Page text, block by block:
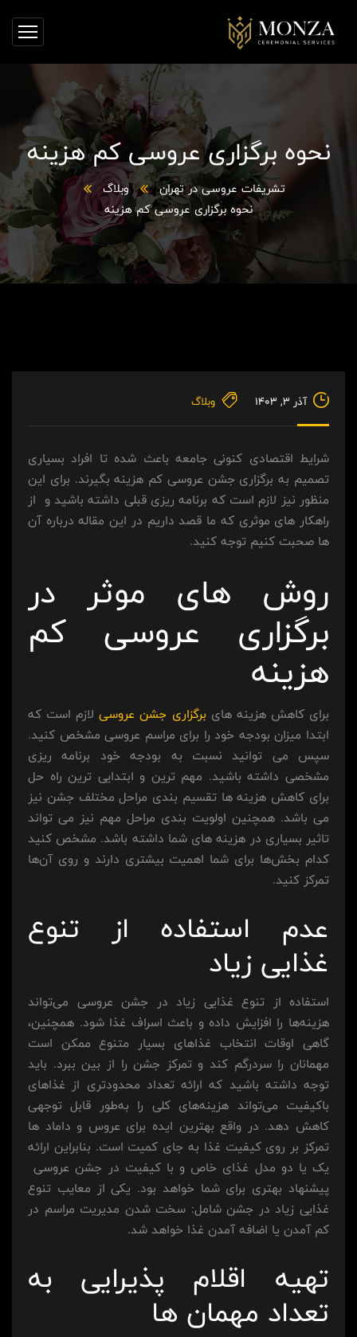
نحوه برگزاری عروسی کم هزینه
تشریفات عروسی در تهران
وبلاگ
نحوه برگزاری عروسی کم هزینه
آذر ۳, ۱۴۰۳ وبلاگ
شرایط اقتصادی کنونی جامعه باعث شده تا افراد بسیاری
تصمیم به برگزاری جشن عروسی کم هزینه بگیرند. برای این
منظور نیز لازم است که برنامه ریزی قبلی داشته باشید و از
راهکار های موثری که ما قصد داریم در این مقاله درباره آن
ها صحبت کنیم توجه کنید.
روش های موثر در
برگزاری عروسی کم
هزینه
برای کاهش هزینه های برگزاری جشن عروسیلازم است که
ابتدا میزان بودجه خود را برای مراسم عروسی مشخص کنید.
سپس می توانید نسبت به بودجه خود برنامه ریزی
مشخصی داشته باشید. مهم ترین و ابتدایی ترین راه حل
برای کاهش هزینه ها تقسیم بندی مراحل مختلف جشن نیز
می باشد. همچنین اولویت بندی مراحل مهم نیز می تواند
تاثیر بسیاری در هزینه های شما داشته باشد. مشخص کنید
کدام بخش‌ها برای شما اهمیت بیشتری دارند و روی آن‌ها
تمرکز کنید.
عدم استفاده از تنوع
غذایی زیاد
استفاده از تنوع غذایی زیاد در جشن عروسی می‌تواند
هزینه‌ها را افزایش داده و باعث اسراف غذا شود. همچنین،
گاهی اوقات انتخاب غذاهای بسیار متنوع ممکن است
مهمانان را سردرگم کند و تمرکز جشن را از بین ببرد. باید
توجه داشته باشید که ارائه تعداد محدودتری از غذاهای
باکیفیت می‌تواند هزینه‌های کلی را به‌طور قابل توجهی
کاهش دهد. در واقع بهترین ایده برای عروس و داماد ها
تمرکز بر روی کیفیت غذا به جای کمیت است. بنابراین ارائه
یک یا دو مدل غذای خاص و با کیفیت در جشن عروسی
پیشنهاد بهتری برای شما خواهد بود. یکی از معایب تنوع
غذایی زیاد در جشن شامل: سخت شدن مدیریت مراسم در
کم آمدن یا اضافه آمدن غذا خواهد شد.
تهیه اقلام پذیرایی به
تعداد مهمان ها